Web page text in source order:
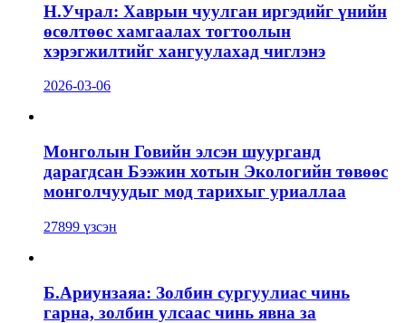
Н.Учрал: Хаврын чуулган иргэдийг үнийн
өсөлтөөс хамгаалах тогтоолын
хэрэгжилтийг хангуулахад чиглэнэ
2026-03-06
Монголын Говийн элсэн шуурганд
дарагдсан Бээжин хотын Экологийн төвөөс
монголчуудыг мод тарихыг уриаллаа
27899 үзсэн
Б.Ариунзаяа: Золбин сургуулиас чинь
гарна, золбин улсаас чинь явна за